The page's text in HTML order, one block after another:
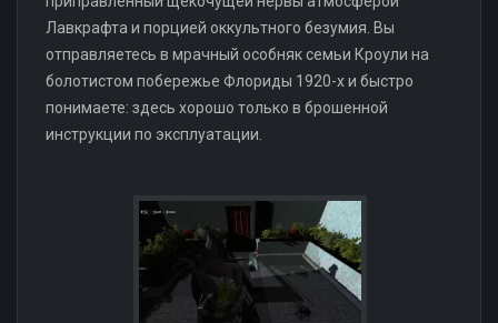
Лавкрафта и порцией оккультного безумия. Вы
отправляетесь в мрачный особняк семьи Кроули на
болотистом побережье Флориды 1920-х и быстро
понимаете: здесь хорошо только в брошенной
инструкции по эксплуатации.